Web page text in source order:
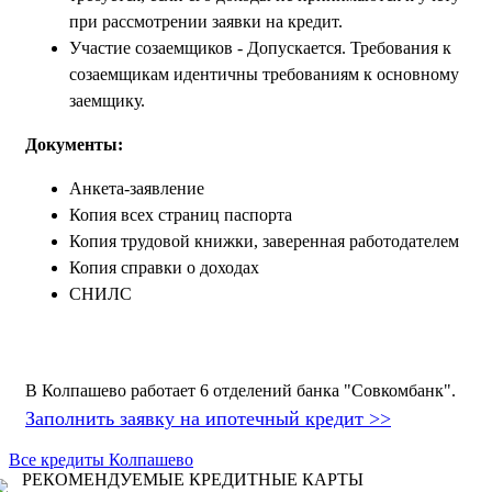
при рассмотрении заявки на кредит.
Участие созаемщиков - Допускается. Требования к
созаемщикам идентичны требованиям к основному
заемщику.
Документы:
Анкета-заявление
Копия всех страниц паспорта
Копия трудовой книжки, заверенная работодателем
Копия справки о доходах
СНИЛС
В Колпашево работает 6 отделений банка "Совкомбанк".
Заполнить заявку на ипотечный кредит >>
Все кредиты Колпашево
РЕКОМЕНДУЕМЫЕ КРЕДИТНЫЕ КАРТЫ